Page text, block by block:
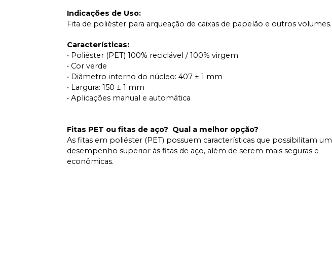
Indicações de Uso:
Fita de poliéster para arqueação de caixas de papelão e outros volumes.
Características:
• Poliéster (PET) 100% reciclável / 100% virgem
• Cor verde
• Diâmetro interno do núcleo: 407 ± 1 mm
• Largura: 150 ± 1 mm
• Aplicações manual e automática
Fitas PET ou fitas de aço? Qual a melhor opção?
As fitas em poliéster (PET) possuem características que possibilitam um
desempenho superior às fitas de aço, além de serem mais seguras e
econômicas.